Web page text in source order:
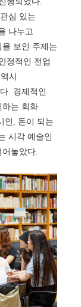
심 있는
나누고
보인 주제는
정적인 전업
시
. 경제적인
하는 회화
인, 돈이 되는
시각 예술인
놓았다.